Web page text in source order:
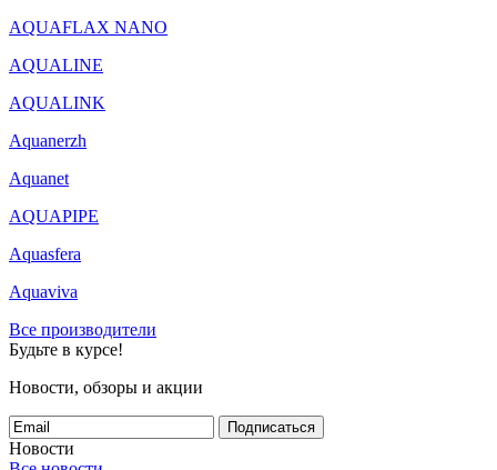
AQUAFLAX NANO
AQUALINE
AQUALINK
Aquanerzh
Aquanet
AQUAPIPE
Aquasfera
Aquaviva
Все производители
Будьте в курсе!
Новости, обзоры и акции
Подписаться
Новости